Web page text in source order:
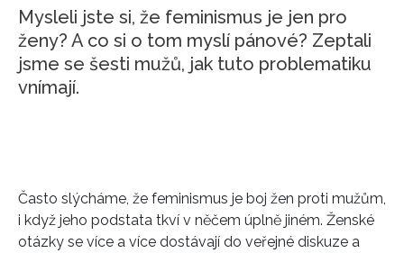
Mysleli jste si, že feminismus je jen pro
ženy? A co si o tom myslí pánové? Zeptali
jsme se šesti mužů, jak tuto problematiku
vnímají.
Často slýcháme, že feminismus je boj žen proti mužům,
i když jeho podstata tkví v něčem úplně jiném. Ženské
otázky se více a více dostávají do veřejné diskuze a